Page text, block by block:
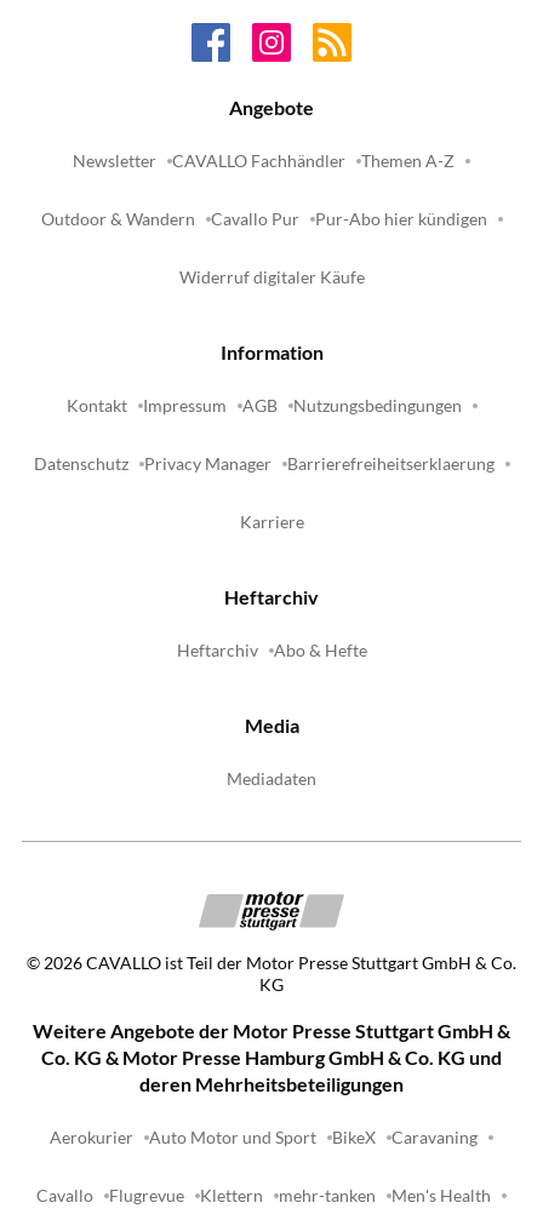
Angebote
Newsletter CAVALLO Fachhändler Themen A-Z
Outdoor & Wandern Cavallo Pur Pur-Abo hier kündigen
Widerruf digitaler Käufe
Information
Kontakt Impressum AGB Nutzungsbedingungen
Datenschutz Privacy Manager Barrierefreiheitserklaerung
Karriere
Heftarchiv
Heftarchiv Abo & Hefte
Media
Mediadaten
© 2026CAVALLO ist Teil der Motor Presse Stuttgart GmbH & Co.
KG
Weitere Angebote der Motor Presse Stuttgart GmbH &
Co. KG & Motor Presse Hamburg GmbH & Co. KG und
deren Mehrheitsbeteiligungen
Aerokurier Auto Motor und Sport BikeX Caravaning
Cavallo Flugrevue Klettern mehr-tanken Men's Health